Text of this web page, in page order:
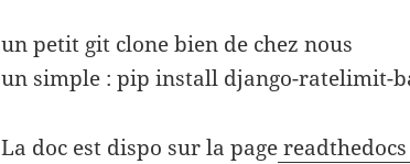
un petit git clone bien de chez nous
un simple : pip install django-ratelimit-
La doc est dispo sur la page